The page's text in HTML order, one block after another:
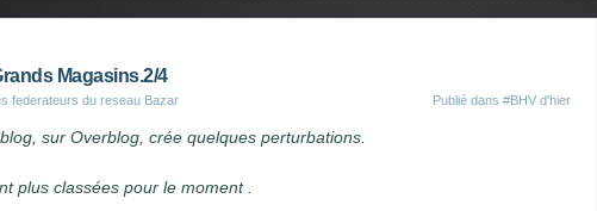
Magasins.2/4
federateurs du reseau Bazar Publié dans #BHV d'hier
sur Overblog, crée quelques perturbations.
plus classées pour le moment .